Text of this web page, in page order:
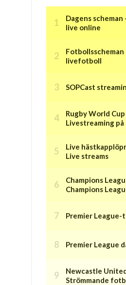
Dagens
live online
Fotbollsscheman
livefotboll
SOPCast
Rugby World Cup
Livestreaming
Live
Live streams
Champions
Champions
Premier League-
Premier League
Newcastle
Strömmande